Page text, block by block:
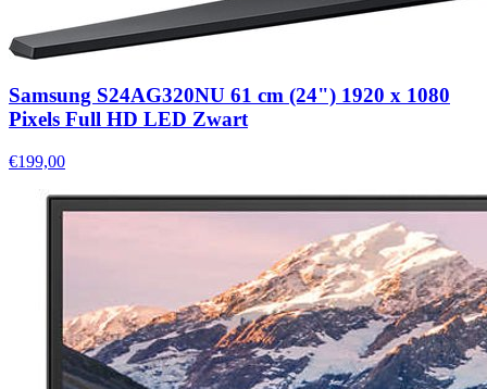
Samsung S24AG320NU 61 cm (24") 1920 x 1080
Pixels Full HD LED Zwart
€199,00